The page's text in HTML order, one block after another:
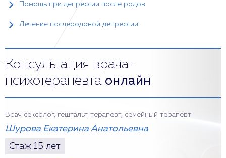
Помощь при депрессии после родов
Лечение послеродовой депрессии
Консультация врача-
психотерапевта онлайн
Врач сексолог, гештальт-терапевт, семейный терапевт
Шурова Екатерина Анатольевна
Стаж 15 лет